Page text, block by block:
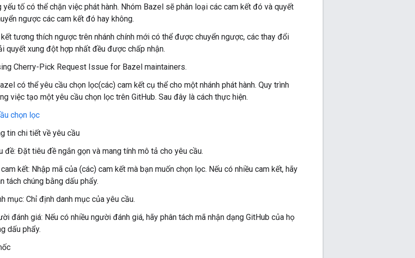
tố có thể chặn việc phát hành. Nhóm Bazel sẽ phân loại các cam kết đó và quyết
ngược các cam kết đó hay không.
tương thích ngược trên nhánh chính mới có thể được chuyển ngược, các thay đổi
quyết xung đột hợp nhất đều được chấp nhận.
Cherry-Pick Request Issue for Bazel maintainers.
có thể yêu cầu chọn lọc(các) cam kết cụ thể cho một nhánh phát hành. Quy trình
việc tạo một yêu cầu chọn lọc trên GitHub. Sau đây là cách thực hiện.
chọn lọc
tin chi tiết về yêu cầu
đề: Đặt tiêu đề ngắn gọn và mang tính mô tả cho yêu cầu.
kết: Nhập mã của (các) cam kết mà bạn muốn chọn lọc. Nếu có nhiều cam kết, hãy
tách chúng bằng dấu phẩy.
mục: Chỉ định danh mục của yêu cầu.
đánh giá: Nếu có nhiều người đánh giá, hãy phân tách mã nhận dạng GitHub của họ
dấu phẩy.